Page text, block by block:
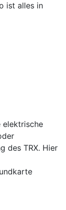
ist alles in
elektrische
des TRX. Hier